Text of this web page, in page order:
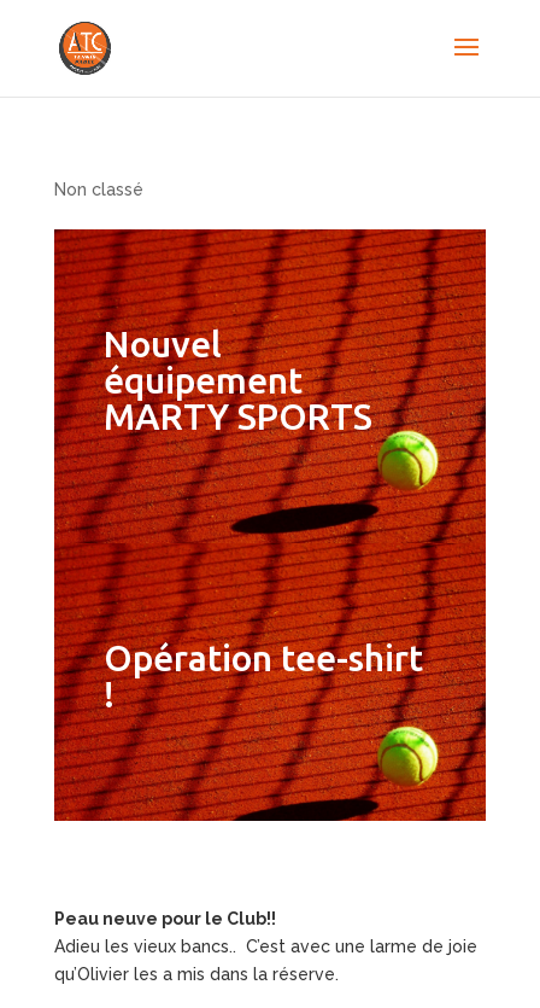
Non classé
Nouvel
équipement
MARTY SPORTS
Opération tee-shirt
!
Peau neuve pour le Club!!
Adieu les vieux bancs.. C’est avec une larme de joie
qu’Olivier les a mis dans la réserve.